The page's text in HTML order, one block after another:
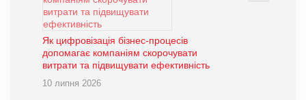
Як цифровізація бізнес-процесів
допомагає компаніям скорочувати
витрати та підвищувати ефективність
10 липня 2026